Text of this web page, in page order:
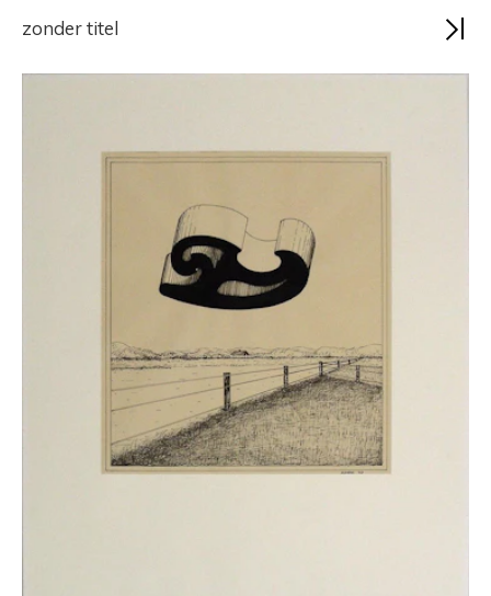
zonder titel